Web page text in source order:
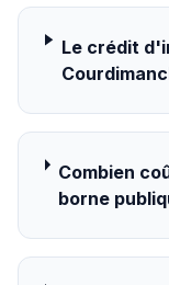
Le crédit
Combien
borne